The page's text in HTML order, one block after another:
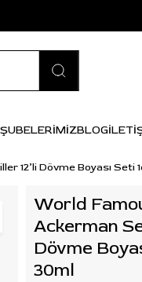
ŞUBELERİMİZBLOG
12’li Dövme Boyası Seti
World
Ackerman
Dövme
30ml